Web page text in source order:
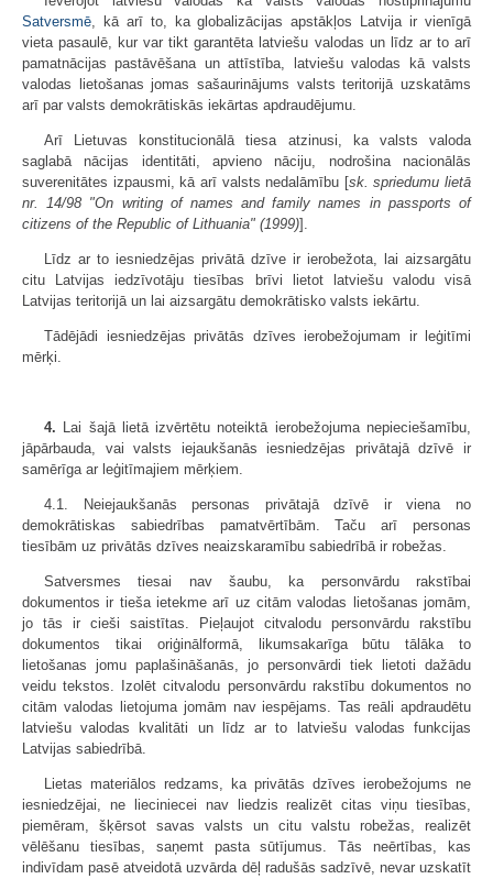
Satversmē, kā arī to, ka globalizācijas apstākļos Latvija ir vienīgā
vieta pasaulē, kur var tikt garantēta latviešu valodas un līdz ar to arī
pamatnācijas pastāvēšana un attīstība, latviešu valodas kā valsts
valodas lietošanas jomas sašaurinājums valsts teritorijā uzskatāms
arī par valsts demokrātiskās iekārtas apdraudējumu.
Arī Lietuvas konstitucionālā tiesa atzinusi, ka valsts valoda
saglabā nācijas identitāti, apvieno nāciju, nodrošina nacionālās
suverenitātes izpausmi, kā arī valsts nedalāmību [sk. spriedumu lietā
nr. 14/98 "On writing of names and family names in passports of
citizens of the Republic of Lithuania" (1999)].
Līdz ar to iesniedzējas privātā dzīve ir ierobežota, lai aizsargātu
citu Latvijas iedzīvotāju tiesības brīvi lietot latviešu valodu visā
Latvijas teritorijā un lai aizsargātu demokrātisko valsts iekārtu.
Tādējādi iesniedzējas privātās dzīves ierobežojumam ir leģitīmi
mērķi.
4. Lai šajā lietā izvērtētu noteiktā ierobežojuma nepieciešamību,
jāpārbauda, vai valsts iejaukšanās iesniedzējas privātajā dzīvē ir
samērīga ar leģitīmajiem mērķiem.
4.1. Neiejaukšanās personas privātajā dzīvē ir viena no
demokrātiskas sabiedrības pamatvērtībām. Taču arī personas
tiesībām uz privātās dzīves neaizskaramību sabiedrībā ir robežas.
Satversmes tiesai nav šaubu, ka personvārdu rakstībai
dokumentos ir tieša ietekme arī uz citām valodas lietošanas jomām,
jo tās ir cieši saistītas. Pieļaujot citvalodu personvārdu rakstību
dokumentos tikai oriģinālformā, likumsakarīga būtu tālāka to
lietošanas jomu paplašināšanās, jo personvārdi tiek lietoti dažādu
veidu tekstos. Izolēt citvalodu personvārdu rakstību dokumentos no
citām valodas lietojuma jomām nav iespējams. Tas reāli apdraudētu
latviešu valodas kvalitāti un līdz ar to latviešu valodas funkcijas
Latvijas sabiedrībā.
Lietas materiālos redzams, ka privātās dzīves ierobežojums ne
iesniedzējai, ne lieciniecei nav liedzis realizēt citas viņu tiesības,
piemēram, šķērsot savas valsts un citu valstu robežas, realizēt
vēlēšanu tiesības, saņemt pasta sūtījumus. Tās neērtības, kas
indivīdam pasē atveidotā uzvārda dēļ radušās sadzīvē, nevar uzskatīt